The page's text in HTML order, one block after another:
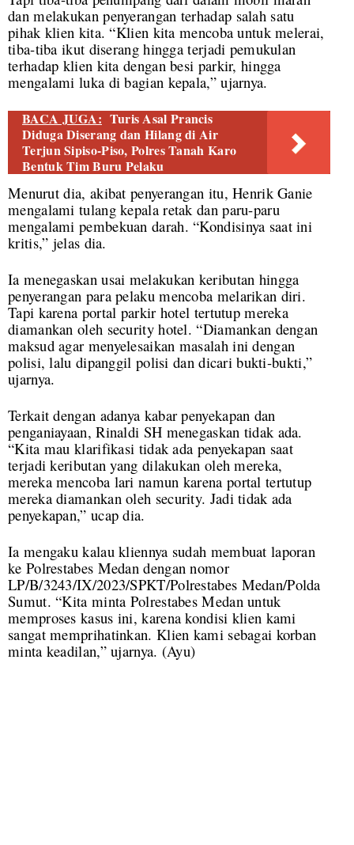
dan melakukan penyerangan terhadap salah satu
pihak klien kita. “Klien kita mencoba untuk melerai,
tiba-tiba ikut diserang hingga terjadi pemukulan
terhadap klien kita dengan besi parkir, hingga
mengalami luka di bagian kepala,” ujarnya.
BACA JUGA: Turis Asal Prancis
Diduga Diserang dan Hilang di Air
Terjun Sipiso-Piso, Polres Tanah Karo
Bentuk Tim Buru Pelaku
Menurut dia, akibat penyerangan itu, Henrik Ganie
mengalami tulang kepala retak dan paru-paru
mengalami pembekuan darah. “Kondisinya saat ini
kritis,” jelas dia.
Ia menegaskan usai melakukan keributan hingga
penyerangan para pelaku mencoba melarikan diri.
Tapi karena portal parkir hotel tertutup mereka
diamankan oleh security hotel. “Diamankan dengan
maksud agar menyelesaikan masalah ini dengan
polisi, lalu dipanggil polisi dan dicari bukti-bukti,”
ujarnya.
Terkait dengan adanya kabar penyekapan dan
penganiayaan, Rinaldi SH menegaskan tidak ada.
“Kita mau klarifikasi tidak ada penyekapan saat
terjadi keributan yang dilakukan oleh mereka,
mereka mencoba lari namun karena portal tertutup
mereka diamankan oleh security. Jadi tidak ada
penyekapan,” ucap dia.
Ia mengaku kalau kliennya sudah membuat laporan
ke Polrestabes Medan dengan nomor
LP/B/3243/IX/2023/SPKT/Polrestabes Medan/Polda
Sumut. “Kita minta Polrestabes Medan untuk
memproses kasus ini, karena kondisi klien kami
sangat memprihatinkan. Klien kami sebagai korban
minta keadilan,” ujarnya. (Ayu)